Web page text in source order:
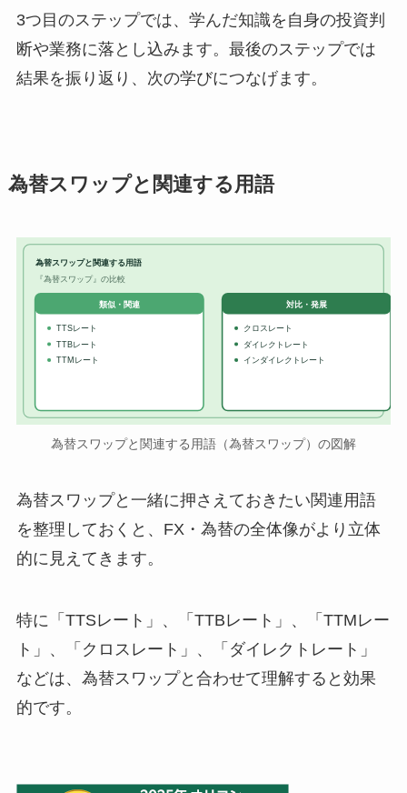
3つ目のステップでは、学んだ知識を自身の投資判
断や業務に落とし込みます。最後のステップでは
結果を振り返り、次の学びにつなげます。
為替スワップと関連する用語
為替スワップと関連する用語
『為替スワップ』の比較
類似・関連
TTSレート
TTBレート
TTMレート
対比・発展
クロスレート
ダイレクトレート
インダイレクトレート
為替スワップと関連する用語（為替スワップ）の図解
為替スワップと一緒に押さえておきたい関連用語
を整理しておくと、FX・為替の全体像がより立体
的に見えてきます。
特に「TTSレート」、「TTBレート」、「TTMレー
ト」、「クロスレート」、「ダイレクトレート」
などは、為替スワップと合わせて理解すると効果
的です。